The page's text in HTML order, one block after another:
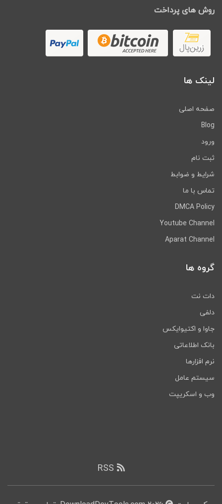
روش های پرداخت
لینک ها
صفحه اصلی
Blog
ورود
ثبت نام
شرایط و ضوابط
تماس با ما
DMCA Policy
Youtube Channel
Aparat Channel
گروه ها
دات نت
دلفی
جاوا و اکتیوایکس
بانک اطلاعاتی
نرم افزارها
سیستم عامل
وب و اسکریپت